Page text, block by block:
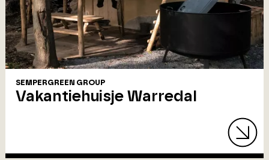
SEMPERGREEN GROUP
Vakantiehuisje Warredal